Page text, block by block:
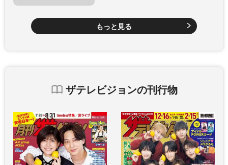
もっと見る
ザテレビジョンの刊行物